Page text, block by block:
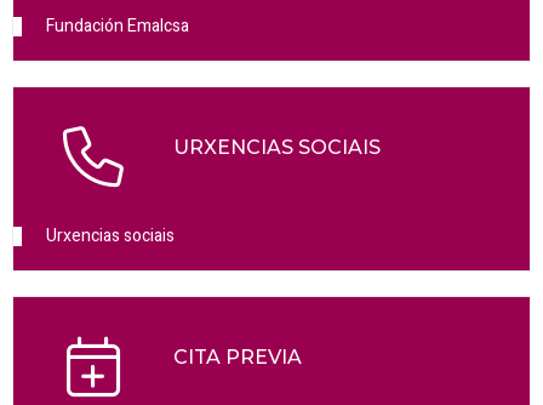
Fundación Emalcsa
URXENCIAS SOCIAIS
Urxencias sociais
CITA PREVIA